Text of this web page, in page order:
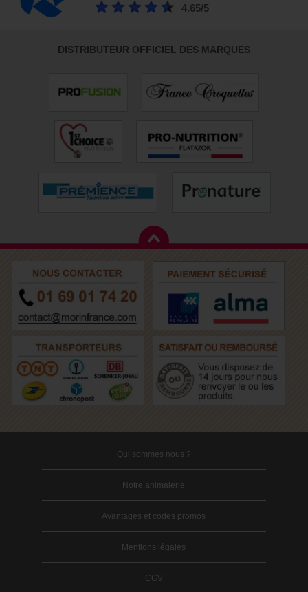
4.65/5
DISTRIBUTEUR OFFICIEL DES MARQUES
Qui sommes nous ?
Notre animalerie
Avantages et codes promos
Mentions légales
CGV